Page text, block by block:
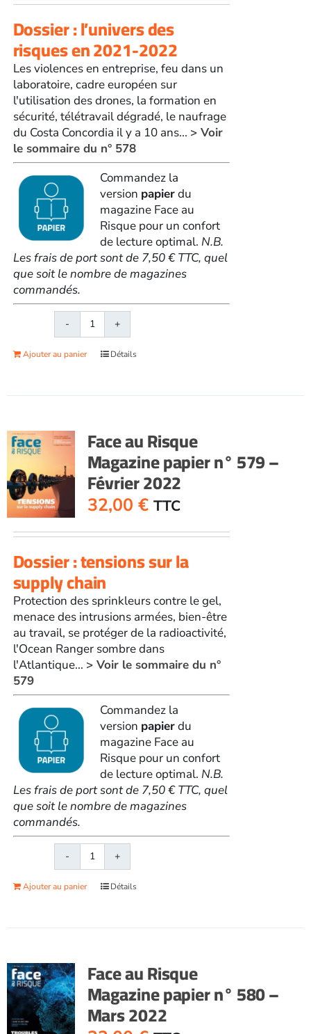
Dossier : l’univers des
risques en 2021-2022
Les violences en entreprise, feu dans un
laboratoire, cadre européen sur
l'utilisation des drones, la formation en
sécurité, télétravail dégradé, le naufrage
du Costa Concordia il y a 10 ans... > Voir
le sommaire du n° 578
Commandez la
version papierdu
magazine Face au
Risque pour un confort
de lecture optimal. N.B.
Les frais de port sont de 7,50 € TTC, quel
que soit le nombre de magazines
commandés.
quantité
de
Face
578
-
Décembre
2021-
janvier
Ajouter au panier Détails
Face au Risque
Magazine papier n° 579 –
Février 2022
32,00 € TTC
Dossier : tensions sur la
supply chain
Protection des sprinkleurs contre le gel,
menace des intrusions armées, bien-être
au travail, se protéger de la radioactivité,
l'Ocean Ranger sombre dans
l'Atlantique... > Voir le sommaire du n°
579
Commandez la
version papierdu
magazine Face au
Risque pour un confort
de lecture optimal. N.B.
Les frais de port sont de 7,50 € TTC, quel
que soit le nombre de magazines
commandés.
quantité
de
Face
579
-
Février
2022
Ajouter au panier Détails
Face au Risque
Magazine papier n° 580 –
Mars 2022